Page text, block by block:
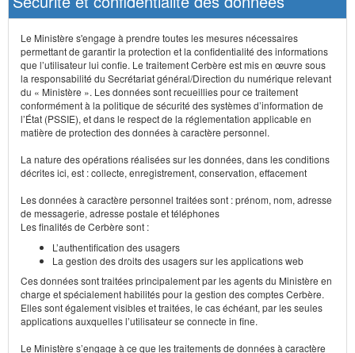
Le Ministère s'engage à prendre toutes les mesures nécessaires
permettant de garantir la protection et la confidentialité des informations
que l’utilisateur lui confie. Le traitement Cerbère est mis en œuvre sous
la responsabilité du Secrétariat général/Direction du numérique relevant
du « Ministère ». Les données sont recueillies pour ce traitement
conformément à la politique de sécurité des systèmes d’information de
l’État (PSSIE), et dans le respect de la réglementation applicable en
matière de protection des données à caractère personnel.
La nature des opérations réalisées sur les données, dans les conditions
décrites ici, est : collecte, enregistrement, conservation, effacement
Les données à caractère personnel traitées sont : prénom, nom, adresse
de messagerie, adresse postale et téléphones
Les finalités de Cerbère sont :
L’authentification des usagers
La gestion des droits des usagers sur les applications web
Ces données sont traitées principalement par les agents du Ministère en
charge et spécialement habilités pour la gestion des comptes Cerbère.
Elles sont également visibles et traitées, le cas échéant, par les seules
applications auxquelles l’utilisateur se connecte in fine.
Le Ministère s’engage à ce que les traitements de données à caractère